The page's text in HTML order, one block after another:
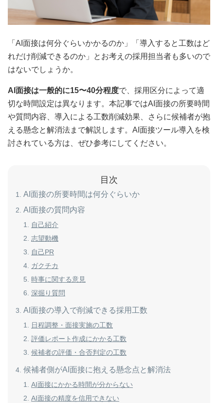
「AI面接は何分ぐらいかかるのか」「導入すると工数はど
れだけ削減できるのか」とお考えの採用担当者も多いので
はないでしょうか。
AI面接は一般的に15〜40分程度で、採用区分によって適
切な時間設定は異なります。本記事ではAI面接の所要時間
や質問内容、導入による工数削減効果、さらに候補者が抱
える懸念と解消法まで解説します。AI面接ツール導入を検
討されている方は、ぜひ参考にしてください。
目次
AI面接の所要時間は何分ぐらいか
AI面接の質問内容
自己紹介
志望動機
自己PR
ガクチカ
時事に関する意見
深掘り質問
AI面接の導入で削減できる採用工数
日程調整・面接実施の工数
評価レポート作成にかかる工数
候補者の評価・合否判定の工数
候補者側がAI面接に抱える懸念点と解消法
AI面接にかかる時間が分からない
AI面接の精度を信用できない